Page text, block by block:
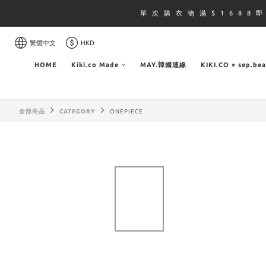
單 次 購 衣 物 滿 $ 1 6 8 8
繁體中文 HKD
HOME Kiki.co Made MAY.韓國連線 KIKI.CO ×
全部商品 CATEGORY ONEPIECE